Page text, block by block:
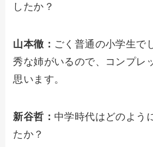
したか？
山本徹： ごく普通の小学生で
秀な姉がいるので、コンプレ
思います。
新谷哲： 中学時代はどのよう
たか？